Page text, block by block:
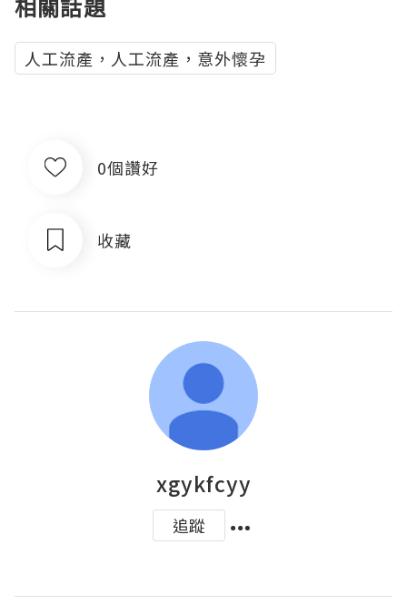
相關話題
人工流產，人工流產，意外懷孕
0個讚好
收藏
xgykfcyy
追蹤